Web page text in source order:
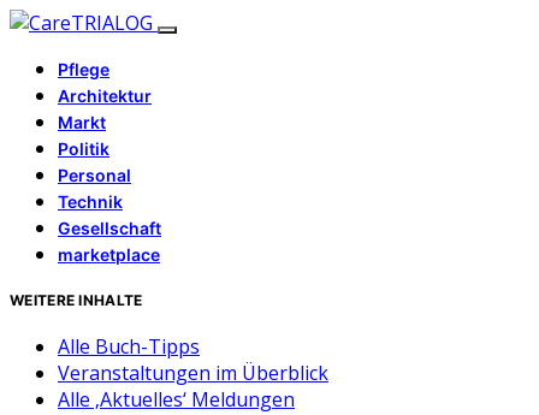
Pflege
Architektur
Markt
Politik
Personal
Technik
Gesellschaft
marketplace
WEITERE INHALTE
Alle Buch-Tipps
Veranstaltungen im Überblick
Alle ‚Aktuelles‘ Meldungen